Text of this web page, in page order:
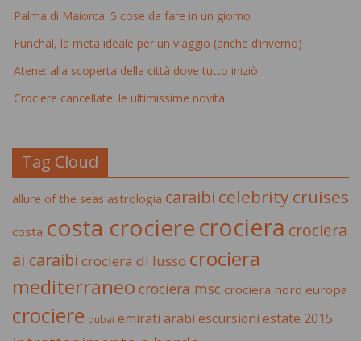
Palma di Maiorca: 5 cose da fare in un giorno
Funchal, la meta ideale per un viaggio (anche d’inverno)
Atene: alla scoperta della città dove tutto iniziò
Crociere cancellate: le ultimissime novità
Tag Cloud
allure of the seas astrologia caraibi celebrity cruises
costa costa crocierecrociera crociera
ai caraibi crociera di lusso crociera
mediterraneo crociera msc crociera nord europa
crociere dubai emirati arabi escursioni estate 2015